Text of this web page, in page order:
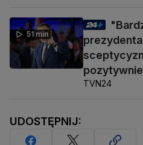
51 min
TVN24
UDOSTĘPNIJ: